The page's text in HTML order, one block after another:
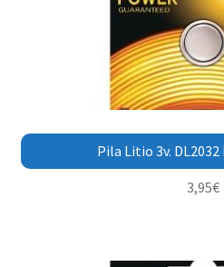
Pila Litio 3v.
3,95€